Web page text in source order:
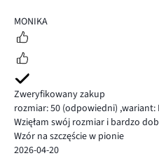
5
MONIKA
Zweryfikowany zakup
rozmiar: 50 (odpowiedni) ,wariant:
Wzięłam swój rozmiar i bardzo
Wzór na szczęście w pionie
2026-04-20